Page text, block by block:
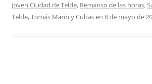
Joven Ciudad de Telde, Remanso de las horas,
Telde,Tomás Marín y Cubasen 8 de mayo de